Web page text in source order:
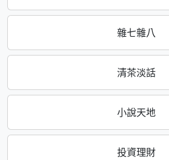
雜七雜八
清茶淡話
小說天地
投資理財